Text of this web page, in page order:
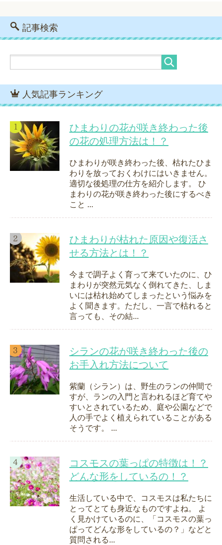
記事検索
人気記事ランキング
ひまわりの花が咲き終わった後
の花の処理方法は！？
ひまわりが咲き終わった後、枯れたひま
わりを放っておくわけにはいきません。
適切な後処理の仕方を紹介します。 ひ
まわりの花が咲き終わった後にするべき
こと ...
ひまわりが枯れた原因や復活さ
せる方法とは！？
今まで調子よく育って来ていたのに、ひ
まわりが突然元気なく倒れてきた、しま
いには枯れ始めてしまったという悩みを
よく聞きます。ただし、一言で枯れると
言っても、その結...
シランの花が咲き終わった後の
お手入れ方法について
紫蘭（シラン）は、野生のランの仲間で
すが、ランの入門と言われるほど育てや
すいとされているため、庭や公園などで
人の手でよく植えられていることがある
そうです。 ...
コスモスの葉っぱの特徴は！？
どんな形をしているの！？
生活している中で、コスモスは私たちに
とってとても身近なものですよね。 よ
く見かけているのに、「コスモスの葉っ
ぱってどんな形をしているの？」などと
質問される...